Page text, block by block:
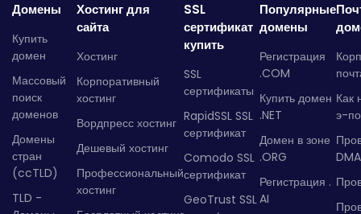
Домены
Купить
домен
Массовый
поиск
доменов
Домены
стран
(ccTLD)
TLD -
Хостинг для
сайта
Хостинг
Корпоративный
хостинг
Вордпресс хостинг
Дешевый хостинг
Профессиональный
хостинг
SSL
сертификат
купить
SSL
сертификаты
RapidSSL SSL
сертификат
Comodo SSL
сертификат
GeoTrust SSL
Популярные
домены
Регистрация
.COM
Купить домен
.NET
Домен в зоне
.ORG
Регистрация .
AI
Как
э-